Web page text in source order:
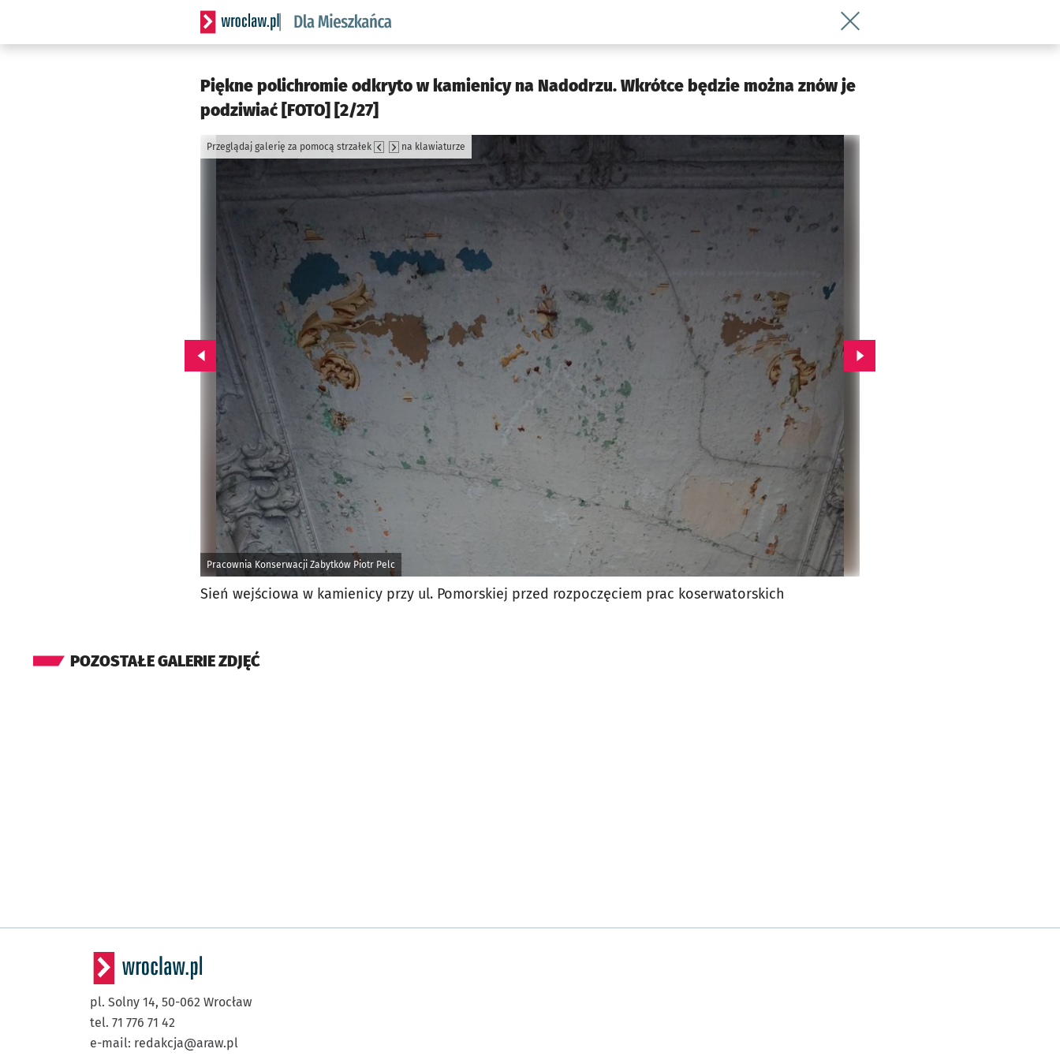
Serwis informacyjny wroclaw.pl podserwis: Dla mieszkańca
Wróć do artykułu Piękne polichromie
Piękne polichromie odkryto w kamienicy na Nadodrzu. Wkrótce będzie można znów je
podziwiać [FOTO] [2/27]
Pracownia Konserwacji Zabytków Piotr Pelc
Przeglądaj galerię za pomocą strzałek na klawiaturze
Przejdź do poprzedniego zdjęcia. Przejdź do kolejnego zdjęcia.
Sień wejściowa w kamienicy przy ul. Pomorskiej przed rozpoczęciem prac koserwatorskich
POZOSTAŁE GALERIE ZDJĘĆ
pl. Solny 14, 50-062 Wrocław
tel. 71 776 71 42
e-mail: redakcja@araw.pl